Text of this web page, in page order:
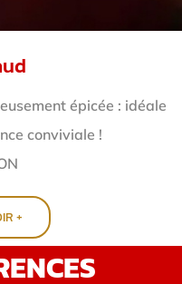
épicée : idéale
conviviale !
+